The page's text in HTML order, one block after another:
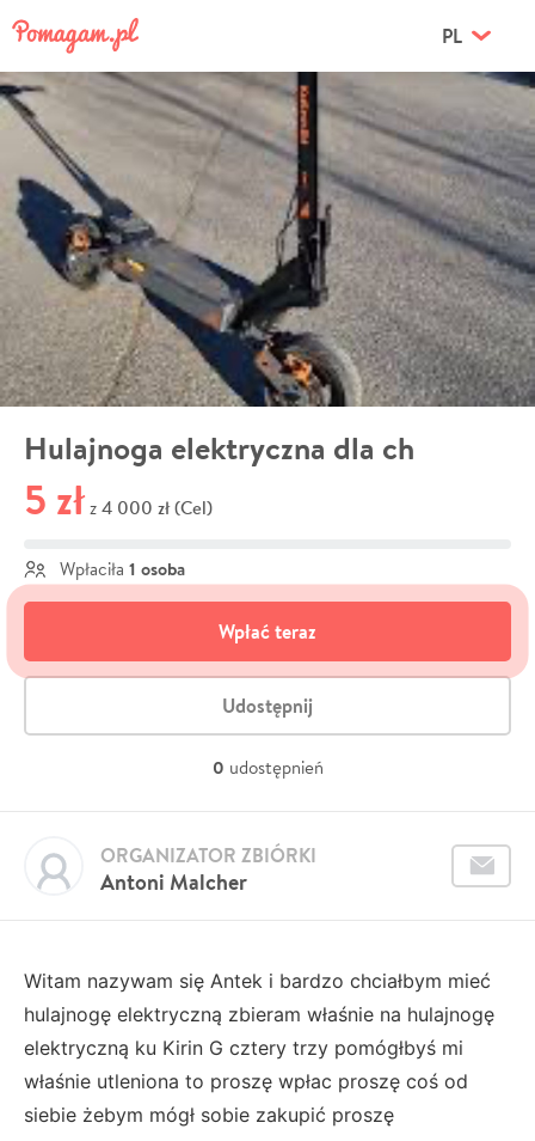
PL
Hulajnoga elektryczna dla ch
5 zł z 4 000 zł (Cel)
Wpłaciła 1 osoba
Wpłać teraz
Udostępnij
0 udostępnień
Antoni Malcher
ORGANIZATOR ZBIÓRKI
Witam nazywam się Antek i bardzo chciałbym mieć
hulajnogę elektryczną zbieram właśnie na hulajnogę
elektryczną ku Kirin G cztery trzy pomógłbyś mi
właśnie utleniona to proszę wpłac proszę coś od
siebie żebym mógł sobie zakupić proszę